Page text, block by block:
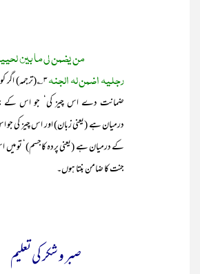
من یضمن لی ما بین
رجلیہ اضمن لہ الجنہ ۳؎(ترجمہ) اگر
ضمانت دے اس چیز کی‘ جو اس کے
درمیان ہے (یعنی زبان) اور اس چیز کی جو
کے درمیان ہے (یعنی پردہ کاجسم)‘ تو
جنت کا ضامن بنتا ہوں۔
صبر و شکر کی تعلیم